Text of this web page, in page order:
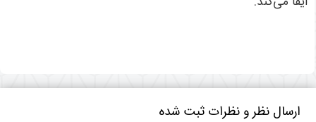
ارسال نظر و نظرات ثبت شده